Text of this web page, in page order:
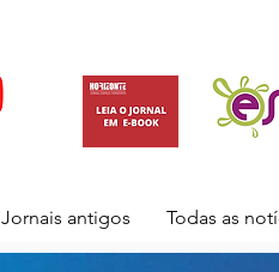
Jornais antigos Todas as